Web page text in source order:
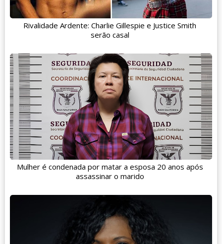
Rivalidade Ardente: Charlie Gillespie e Justice Smith
serão casal
Mulher é condenada por matar a esposa 20 anos após
assassinar o marido